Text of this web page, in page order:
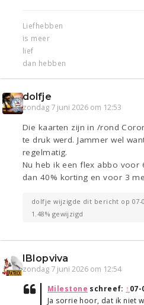
Liefhebben
is meer
lief
dan hebben
dolfje
zondag 7 juni 2026 om 12:53
Die kaarten zijn in /rond
te druk werd. Jammer wel
regelmatig.
Nu heb ik een flex abbo voor
dan 40% korting en voor 3
dolfje wijzigde dit bericht op 07-
1.48% gewijzigd
IBIopviva
zondag 7 juni 2026 om 12:54
Milestone schreef: ↑07-
Ja sorrie hoor, dat ik niet